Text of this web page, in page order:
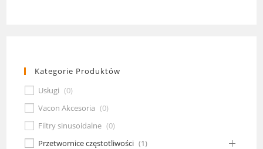
Kategorie Produktów
Usługi (0)
Vacon Akcesoria (0)
Filtry sinusoidalne (0)
Przetwornice częstotliwości (1)